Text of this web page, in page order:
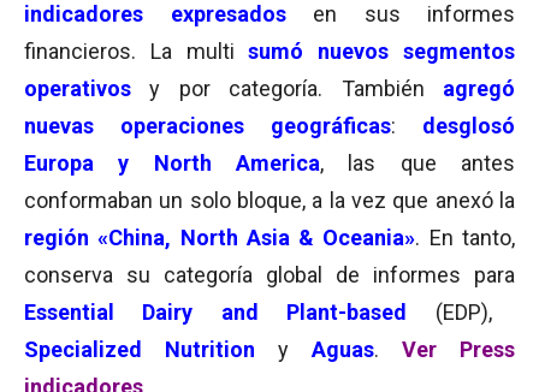
indicadores expresadosen sus informes
financieros. La multisumó nuevos segmentos
operativos y por categoría. También agregó
nuevas operaciones geográficas: desglosó
Europa y North America, las que antes
conformaban un solo bloque, a la vez que anexó la
región «China, North Asia & Oceania». En tanto,
conserva su categoría global de informes para
Essential Dairy and Plant-based
(EDP),
Specialized Nutrition y Aguas.
Ver Press
indicadores